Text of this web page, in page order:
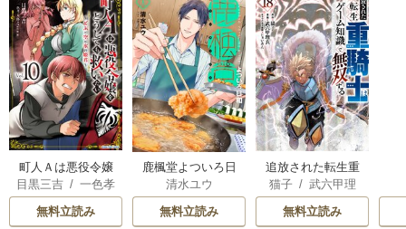
町人Ａは悪役令嬢
をどうしても救い
たい ～どぶと空
と氷の姫君～
目黒三吉 /一色孝
太郎/Parum
無料立読み
鹿楓堂よついろ日
和
清水ユウ
無料立読み
追放された転生重
騎士はゲーム知識
で無双する
猫子/ 武六甲理
衣/じゃいあん
無料立読み